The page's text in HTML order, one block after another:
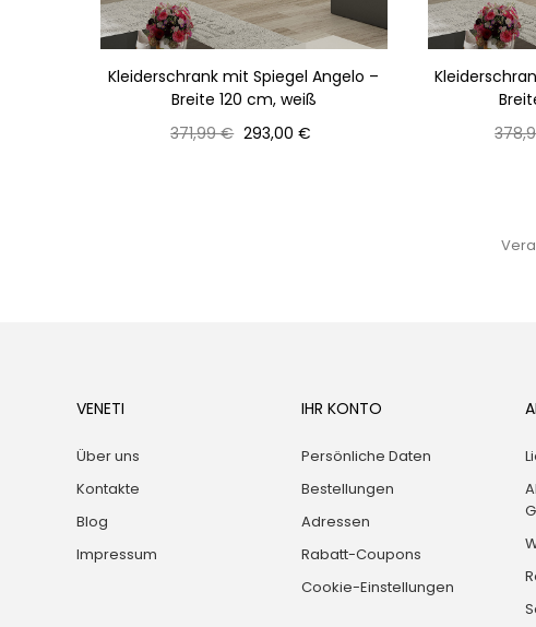
Kleiderschrank mit Spiegel Angelo –
Breite 120 cm, weiß
Normaler
371,99 € Preis
293,00 €
VENETI
Über uns
Kontakte
Blog
Impressum
IHR KONTO
Persönliche Daten
Bestellungen
Adressen
Rabatt-Coupons
Cookie-Einstellungen